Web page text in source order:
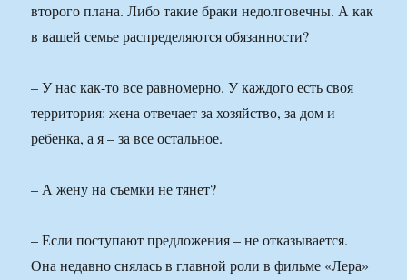
второго плана. Либо такие браки недолговечны. А как
в вашей семье распределяются обязанности?
– У нас как-то все равномерно. У каждого есть своя
территория: жена отвечает за хозяйство, за дом и
ребенка, а я – за все остальное.
– А жену на съемки не тянет?
– Если поступают предложения – не отказывается.
Она недавно снялась в главной роли в фильме «Лера»